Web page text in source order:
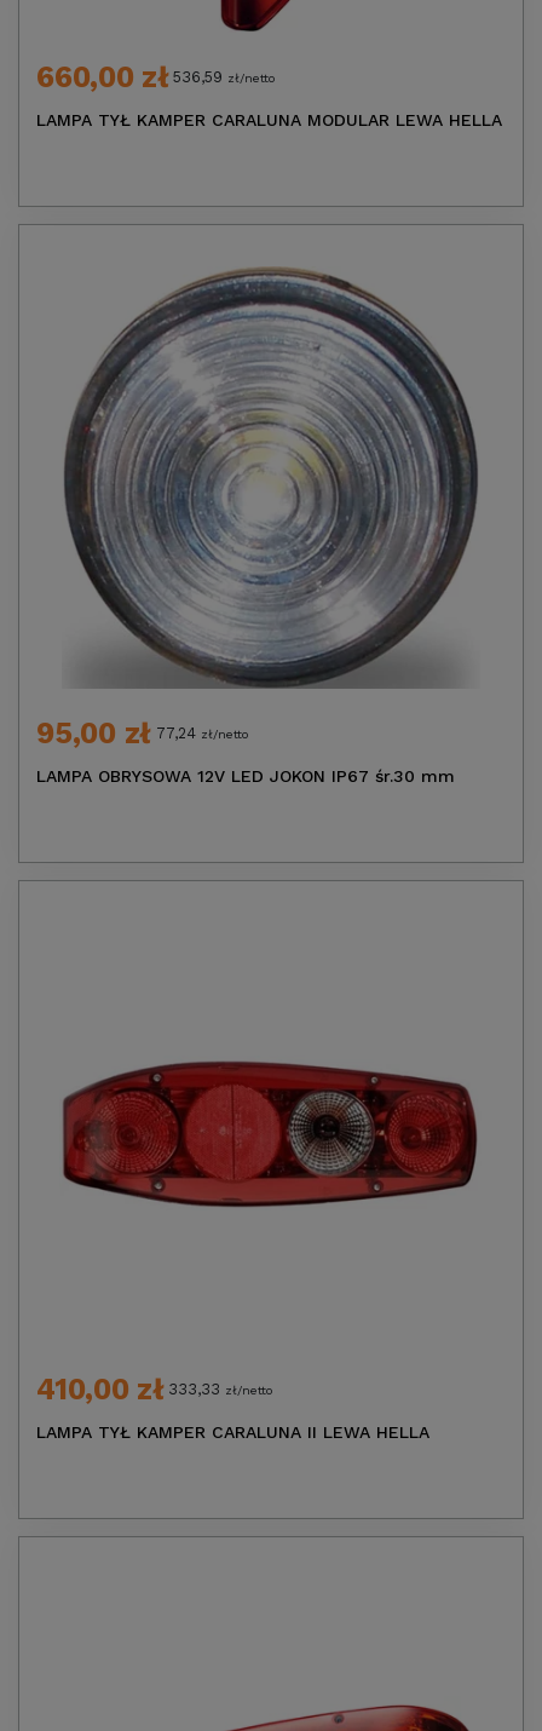
660,00 zł 536,59 zł/netto
LAMPA TYŁ KAMPER CARALUNA MODULAR LEWA HELLA
95,00 zł 77,24 zł/netto
LAMPA OBRYSOWA 12V LED JOKON IP67 śr.30 mm
410,00 zł 333,33 zł/netto
LAMPA TYŁ KAMPER CARALUNA II LEWA HELLA